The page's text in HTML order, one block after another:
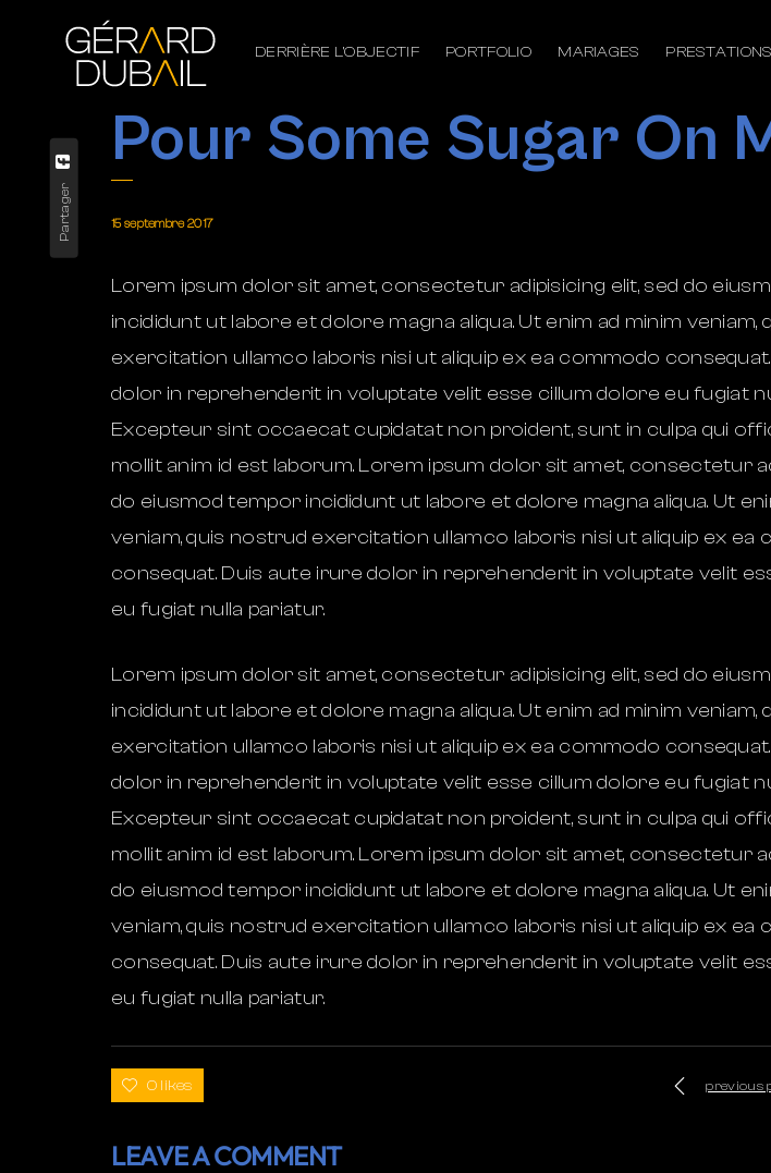
DERRIÈRE L’OBJECTIF PORTFOLIO MARIAGES PRESTATIONS
Pour Some Sugar On
Partager 15 septembre 2017
Lorem ipsum dolor sit amet, consectetur adipisicing elit, sed do
incididunt ut labore et dolore magna aliqua. Ut enim ad minim veniam,
exercitation ullamco laboris nisi ut aliquip ex ea commodo
dolor in reprehenderit in voluptate velit esse cillum dolore eu fugiat
Excepteur sint occaecat cupidatat non proident, sunt in culpa qui
mollit anim id est laborum. Lorem ipsum dolor sit amet, consectetur
do eiusmod tempor incididunt ut labore et dolore magna aliqua. Ut
veniam, quis nostrud exercitation ullamco laboris nisi ut aliquip ex ea
consequat. Duis aute irure dolor in reprehenderit in voluptate velit
eu fugiat nulla pariatur.
Lorem ipsum dolor sit amet, consectetur adipisicing elit, sed do
incididunt ut labore et dolore magna aliqua. Ut enim ad minim veniam,
exercitation ullamco laboris nisi ut aliquip ex ea commodo
dolor in reprehenderit in voluptate velit esse cillum dolore eu fugiat
Excepteur sint occaecat cupidatat non proident, sunt in culpa qui
mollit anim id est laborum. Lorem ipsum dolor sit amet, consectetur
do eiusmod tempor incididunt ut labore et dolore magna aliqua. Ut
veniam, quis nostrud exercitation ullamco laboris nisi ut aliquip ex ea
consequat. Duis aute irure dolor in reprehenderit in voluptate velit
eu fugiat nulla pariatur.
0 likes previous
LEAVE A COMMENT